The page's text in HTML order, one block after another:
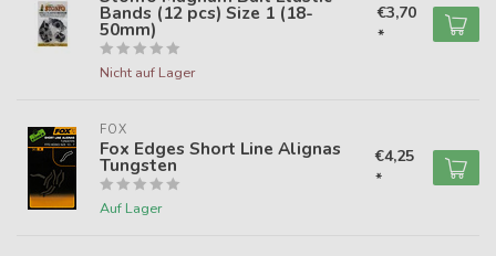
Bands (12 pcs) Size 1 (18-
50mm)
Nicht auf Lager
€3,70
*
FOX
Fox Edges Short Line Alignas
Tungsten
Auf Lager
€4,25
*